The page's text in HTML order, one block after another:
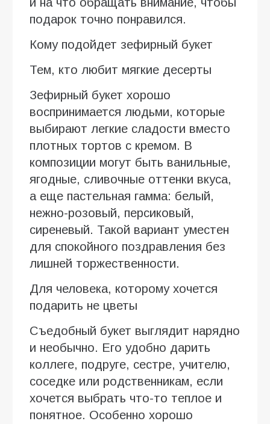
подарок точно понравился.
Кому подойдет зефирный букет
Тем, кто любит мягкие десерты
Зефирный букет хорошо
воспринимается людьми, которые
выбирают легкие сладости вместо
плотных тортов с кремом. В
композиции могут быть ванильные,
ягодные, сливочные оттенки вкуса,
а еще пастельная гамма: белый,
нежно-розовый, персиковый,
сиреневый. Такой вариант уместен
для спокойного поздравления без
лишней торжественности.
Для человека, которому хочется
подарить не цветы
Съедобный букет выглядит нарядно
и необычно. Его удобно дарить
коллеге, подруге, сестре, учителю,
соседке или родственникам, если
хочется выбрать что-то теплое и
понятное. Особенно хорошо